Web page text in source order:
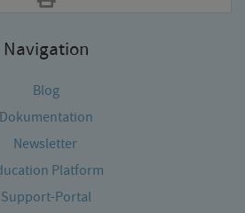
Navigation
Blog
Dokumentation
Newsletter
Platform
Support-Portal